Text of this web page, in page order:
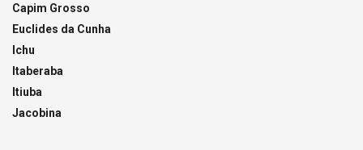
Capim Grosso
Euclides da Cunha
Ichu
Itaberaba
Itiuba
Jacobina